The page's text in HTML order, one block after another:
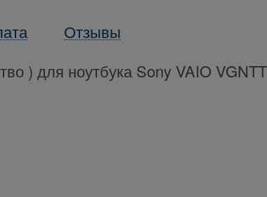
Отзывы
) для ноутбука Sony VAIO